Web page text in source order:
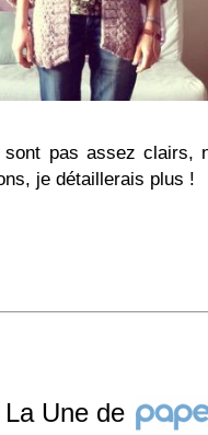
pas assez clairs,
je détaillerais plus !
Une de